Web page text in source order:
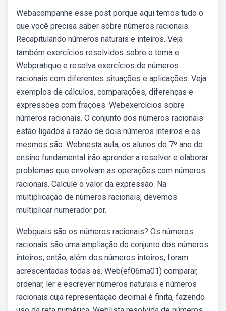
Webacompanhe esse post porque aqui temos tudo o
que você precisa saber sobre números racionais.
Recapitulando números naturais e inteiros. Veja
também exercícios resolvidos sobre o tema e.
Webpratique e resolva exercícios de números
racionais com diferentes situações e aplicações. Veja
exemplos de cálculos, comparações, diferenças e
expressões com frações. Webexercícios sobre
números racionais. O conjunto dos números racionais
estão ligados a razão de dois números inteiros e os
mesmos são. Webnesta aula, os alunos do 7º ano do
ensino fundamental irão aprender a resolver e elaborar
problemas que envolvam as operações com números
racionais. Calcule o valor da expressão. Na
multiplicação de números racionais, devemos
multiplicar numerador por.
Webquais são os números racionais? Os números
racionais são uma ampliação do conjunto dos números
inteiros, então, além dos números inteiros, foram
acrescentadas todas as. Web(ef06ma01) comparar,
ordenar, ler e escrever números naturais e números
racionais cuja representação decimal é finita, fazendo